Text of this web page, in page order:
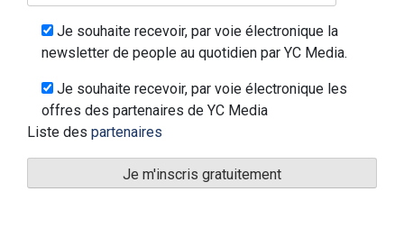
Je souhaite recevoir, par voie électronique la
newsletter de people au quotidien par YC Media.
Je souhaite recevoir, par voie électronique les
offres des partenaires de YC Media
Liste des partenaires